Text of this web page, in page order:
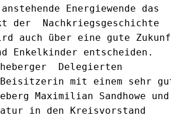
Energiewende das
der  Nachkriegsgeschichte
auch über eine gute
Enkelkinder entscheiden.
Delegierten
mit einem sehr
Maximilian Sandhowe und
in den Kreisvorstand